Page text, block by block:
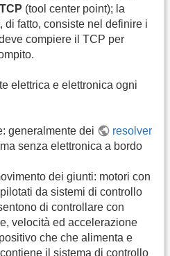
TCP (tool center point); la
di fatto, consiste nel definire i
compiere il TCP per
elettrica e elettronica ogni
generalmente dei
resolver
senza elettronica a bordo
dei giunti: motori con
da sistemi di controllo
di controllare con
velocità ed accelerazione
che che alimenta e
il sistema di controllo